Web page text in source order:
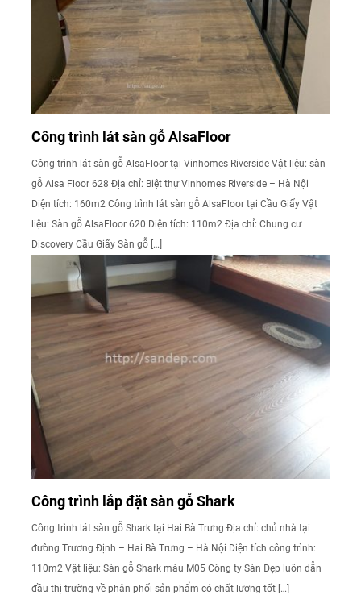
Công trình lát sàn gỗ AlsaFloor
Công trình lát sàn gỗ AlsaFloor tại Vinhomes Riverside Vật liệu: sàn
gỗ Alsa Floor 628 Địa chỉ: Biệt thự Vinhomes Riverside – Hà Nội
Diện tích: 160m2 Công trình lát sàn gỗ AlsaFloor tại Cầu Giấy Vật
liệu: Sàn gỗ AlsaFloor 620 Diện tích: 110m2 Địa chỉ: Chung cư
Discovery Cầu Giấy Sàn gỗ […]
Công trình lắp đặt sàn gỗ Shark
Công trình lát sàn gỗ Shark tại Hai Bà Trưng Địa chỉ: chủ nhà tại
đường Trương Định – Hai Bà Trưng – Hà Nội Diện tích công trình:
110m2 Vật liệu: Sàn gỗ Shark màu M05 Công ty Sàn Đẹp luôn dẫn
đầu thị trường về phân phối sản phẩm có chất lượng tốt […]